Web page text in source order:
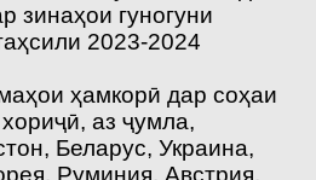
зинаҳои гуногуни
2023-2024
ҳамкорӣ дар соҳаи
аз ҷумла,
Беларус, Украина,
Руминия, Австрия,